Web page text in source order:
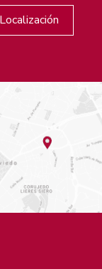
Localización